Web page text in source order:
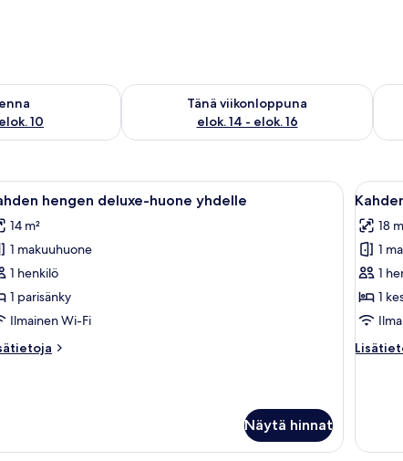
10
elok. 9 - elok. 10
Tänä viikonloppuna
elok. 14 - elok. 16
Tarkista tämän viikonlopun saatavuus elok.
kahvinkeitin, tuoli, televisio ja verhot.Hotellihuone, jossa on suuri sänky, kaksi
2 hengen deluxe-huone yhdelle
14 m²
1 makuuhuone
1 henkilö
1 parisänky
Ilmainen Wi-Fi
Näytä hinnat
Avaa
kaikki
kuvat
4
18
1
1
1
yhdelle